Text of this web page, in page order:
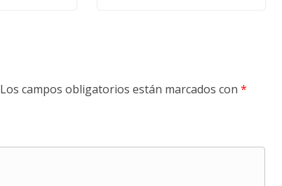
Los campos obligatorios están marcados con *